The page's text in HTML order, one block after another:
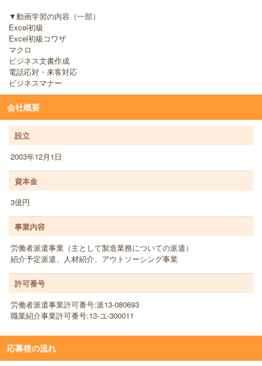
▼動画学習の内容（一部）
Excel初級
Excel初級コワザ
マクロ
ビジネス文書作成
電話応対・来客対応
ビジネスマナー
会社概要
設立
2003年12月1日
資本金
3億円
事業内容
労働者派遣事業（主として製造業務についての派遣）
紹介予定派遣、人材紹介、アウトソーシング事業
許可番号
労働者派遣事業許可番号:派13-080693
職業紹介事業許可番号:13-ユ-300011
応募後の流れ